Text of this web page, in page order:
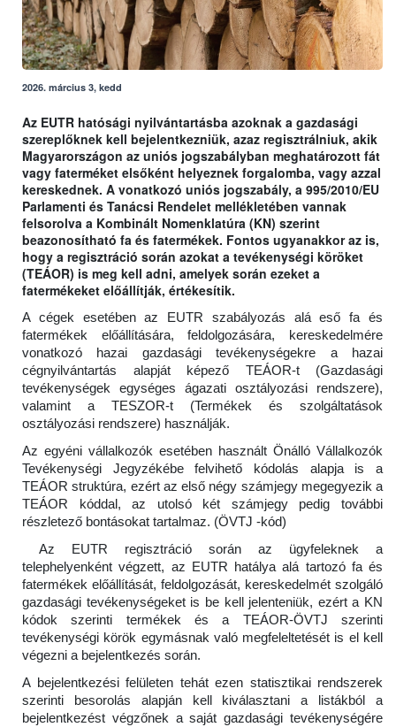
2026. március 3, kedd
Az EUTR hatósági nyilvántartásba azoknak a gazdasági
szereplőknek kell bejelentkezniük, azaz regisztrálniuk, akik
Magyarországon az uniós jogszabályban meghatározott fát
vagy faterméket elsőként helyeznek forgalomba, vagy azzal
kereskednek. A vonatkozó uniós jogszabály, a 995/2010/EU
Parlamenti és Tanácsi Rendelet mellékletében vannak
felsorolva a Kombinált Nomenklatúra (KN) szerint
beazonosítható fa és fatermékek. Fontos ugyanakkor az is,
hogy a regisztráció során azokat a tevékenységi köröket
(TEÁOR) is meg kell adni, amelyek során ezeket a
fatermékeket előállítják, értékesítik.
A cégek esetében az EUTR szabályozás alá eső fa és
fatermékek előállítására, feldolgozására, kereskedelmére
vonatkozó hazai gazdasági tevékenységekre a hazai
cégnyilvántartás alapját képező TEÁOR-t (Gazdasági
tevékenységek egységes ágazati osztályozási rendszere),
valamint a TESZOR-t (Termékek és szolgáltatások
osztályozási rendszere) használják.
Az egyéni vállalkozók esetében használt Önálló Vállalkozók
Tevékenységi Jegyzékébe felvihető kódolás alapja is a
TEÁOR struktúra, ezért az első négy számjegy megegyezik a
TEÁOR kóddal, az utolsó két számjegy pedig további
részletező bontásokat tartalmaz. (ÖVTJ -kód)
Az EUTR regisztráció során az ügyfeleknek a
telephelyenként végzett, az EUTR hatálya alá tartozó fa és
fatermékek előállítását, feldolgozását, kereskedelmét szolgáló
gazdasági tevékenységeket is be kell jelenteniük, ezért a KN
kódok szerinti termékek és a TEÁOR-ÖVTJ szerinti
tevékenységi körök egymásnak való megfeleltetését is el kell
végezni a bejelentkezés során.
A bejelentkezési felületen tehát ezen statisztikai rendszerek
szerinti besorolás alapján kell kiválasztani a listákból a
bejelentkezést végzőnek a saját gazdasági tevékenységére